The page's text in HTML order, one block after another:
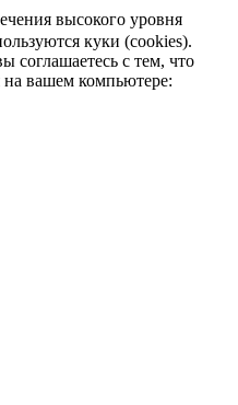
высокого уровня
куки (cookies).
соглашаетесь с тем, что
на вашем компьютере: